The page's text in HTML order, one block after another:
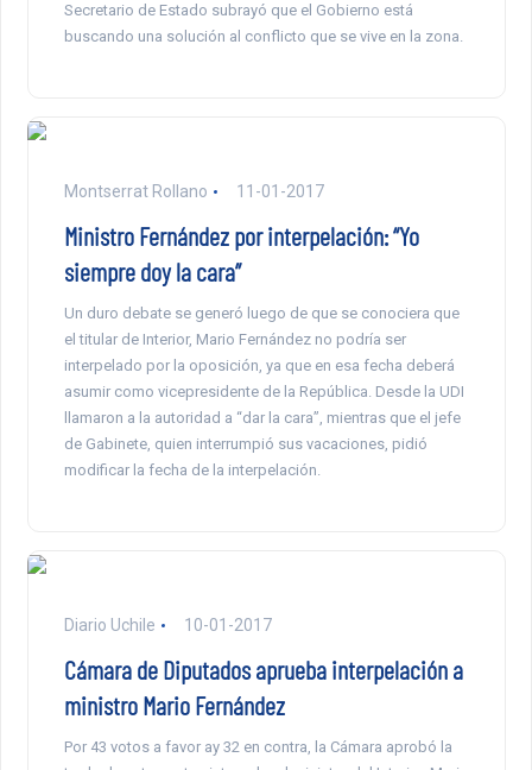
Secretario de Estado subrayó que el Gobierno está
buscando una solución al conflicto que se vive en la zona.
Montserrat Rollano 11-01-2017
Ministro Fernández por interpelación: “Yo
siempre doy la cara”
Un duro debate se generó luego de que se conociera que
el titular de Interior, Mario Fernández no podría ser
interpelado por la oposición, ya que en esa fecha deberá
asumir como vicepresidente de la República. Desde la UDI
llamaron a la autoridad a “dar la cara”, mientras que el jefe
de Gabinete, quien interrumpió sus vacaciones, pidió
modificar la fecha de la interpelación.
Diario Uchile 10-01-2017
Cámara de Diputados aprueba interpelación a
ministro Mario Fernández
Por 43 votos a favor ay 32 en contra, la Cámara aprobó la